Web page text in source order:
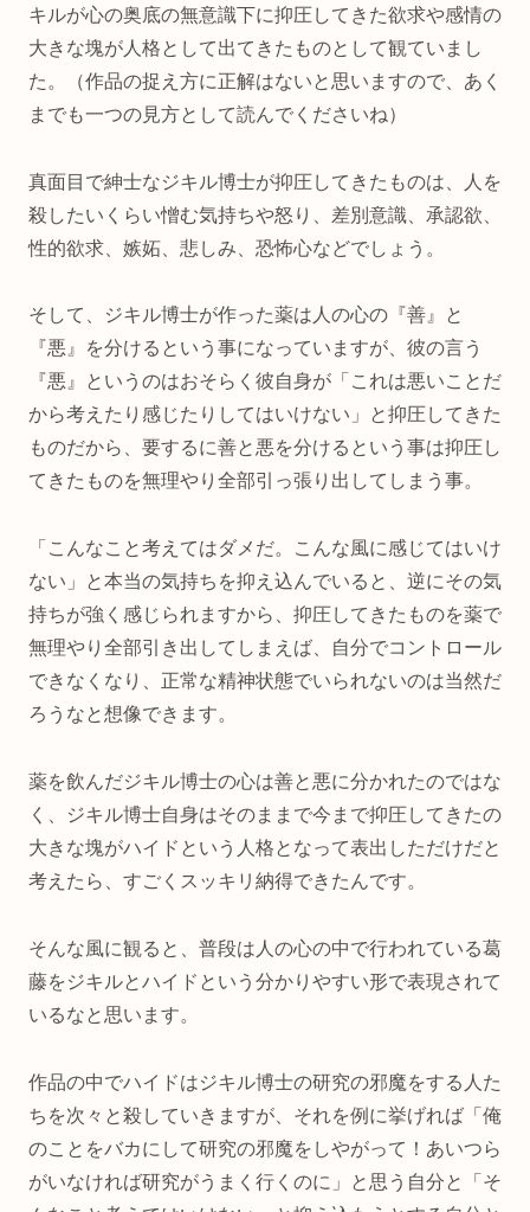
キルが心の奥底の無意識下に抑圧してきた欲求や感情の
大きな塊が人格として出てきたものとして観ていまし
た。（作品の捉え方に正解はないと思いますので、あく
までも一つの見方として読んでくださいね）
真面目で紳士なジキル博士が抑圧してきたものは、人を
殺したいくらい憎む気持ちや怒り、差別意識、承認欲、
性的欲求、嫉妬、悲しみ、恐怖心などでしょう。
そして、ジキル博士が作った薬は人の心の『善』と
『悪』を分けるという事になっていますが、彼の言う
『悪』というのはおそらく彼自身が「これは悪いことだ
から考えたり感じたりしてはいけない」と抑圧してきた
ものだから、要するに善と悪を分けるという事は抑圧し
てきたものを無理やり全部引っ張り出してしまう事。
「こんなこと考えてはダメだ。こんな風に感じてはいけ
ない」と本当の気持ちを抑え込んでいると、逆にその気
持ちが強く感じられますから、抑圧してきたものを薬で
無理やり全部引き出してしまえば、自分でコントロール
できなくなり、正常な精神状態でいられないのは当然だ
ろうなと想像できます。
薬を飲んだジキル博士の心は善と悪に分かれたのではな
く、ジキル博士自身はそのままで今まで抑圧してきたの
大きな塊がハイドという人格となって表出しただけだと
考えたら、すごくスッキリ納得できたんです。
そんな風に観ると、普段は人の心の中で行われている葛
藤をジキルとハイドという分かりやすい形で表現されて
いるなと思います。
作品の中でハイドはジキル博士の研究の邪魔をする人た
ちを次々と殺していきますが、それを例に挙げれば「俺
のことをバカにして研究の邪魔をしやがって！あいつら
がいなければ研究がうまく行くのに」と思う自分と「そ